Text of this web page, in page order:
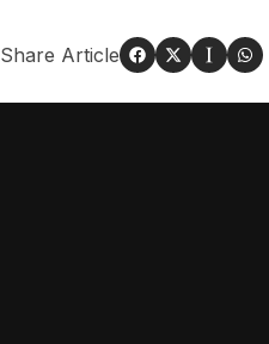
Share Article